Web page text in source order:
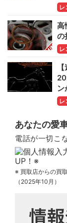
レ
高
の
レ
ン
レ
あなたの愛
電話が一切こ
※ 買取店からの買
（2025年10月）